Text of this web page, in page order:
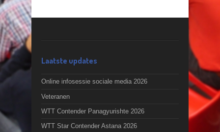
Laatste updates
Online infosessie sociale media 2026
Veteranen
WTT Contender Panagyurishte 2026
WTT Star Contender Astana 2026